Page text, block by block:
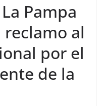
Pampa
al
por el
de la